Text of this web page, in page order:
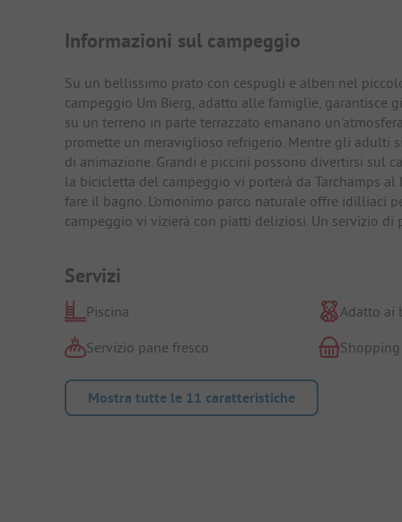
Presentazione del
Informazioni sul campeggio
Su un bellissimo prato con cespugli e alberi nel
campeggio Um Bierg, adatto alle famiglie, garantisce
su un terreno in parte terrazzato emanano
promette un meraviglioso refrigerio. Mentre gli adulti
di animazione. Grandi e piccini possono divertirsi sul
la bicicletta del campeggio vi porterà da Tarchamps
fare il bagno. L'omonimo parco naturale offre idilliaci
campeggio vi vizierà con piatti deliziosi. Un servizio
Servizi
Piscina
Adatto ai
Servizio pane fresco
Shopping
Mostra tutte le 11 caratteristiche